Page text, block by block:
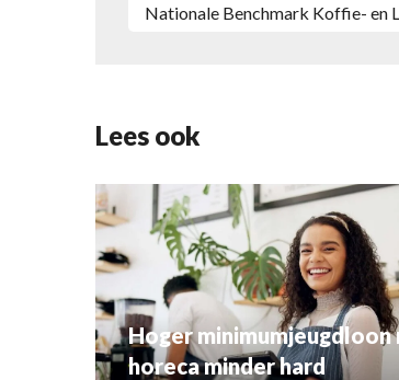
Nationale Benchmark Koffie- en
Lees ook
Hoger minimumjeugdloon
horeca minder hard